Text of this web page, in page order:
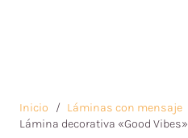
Inicio / Láminas con mensaje
Lámina decorativa «Good Vibes»